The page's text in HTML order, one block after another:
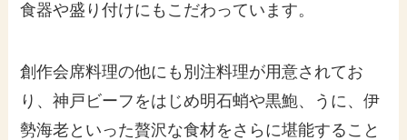
食器や盛り付けにもこだわっています。
創作会席料理の他にも別注料理が用意されてお
り、神戸ビーフをはじめ明石蛸や黒鮑、うに、伊
勢海老といった贅沢な食材をさらに堪能すること